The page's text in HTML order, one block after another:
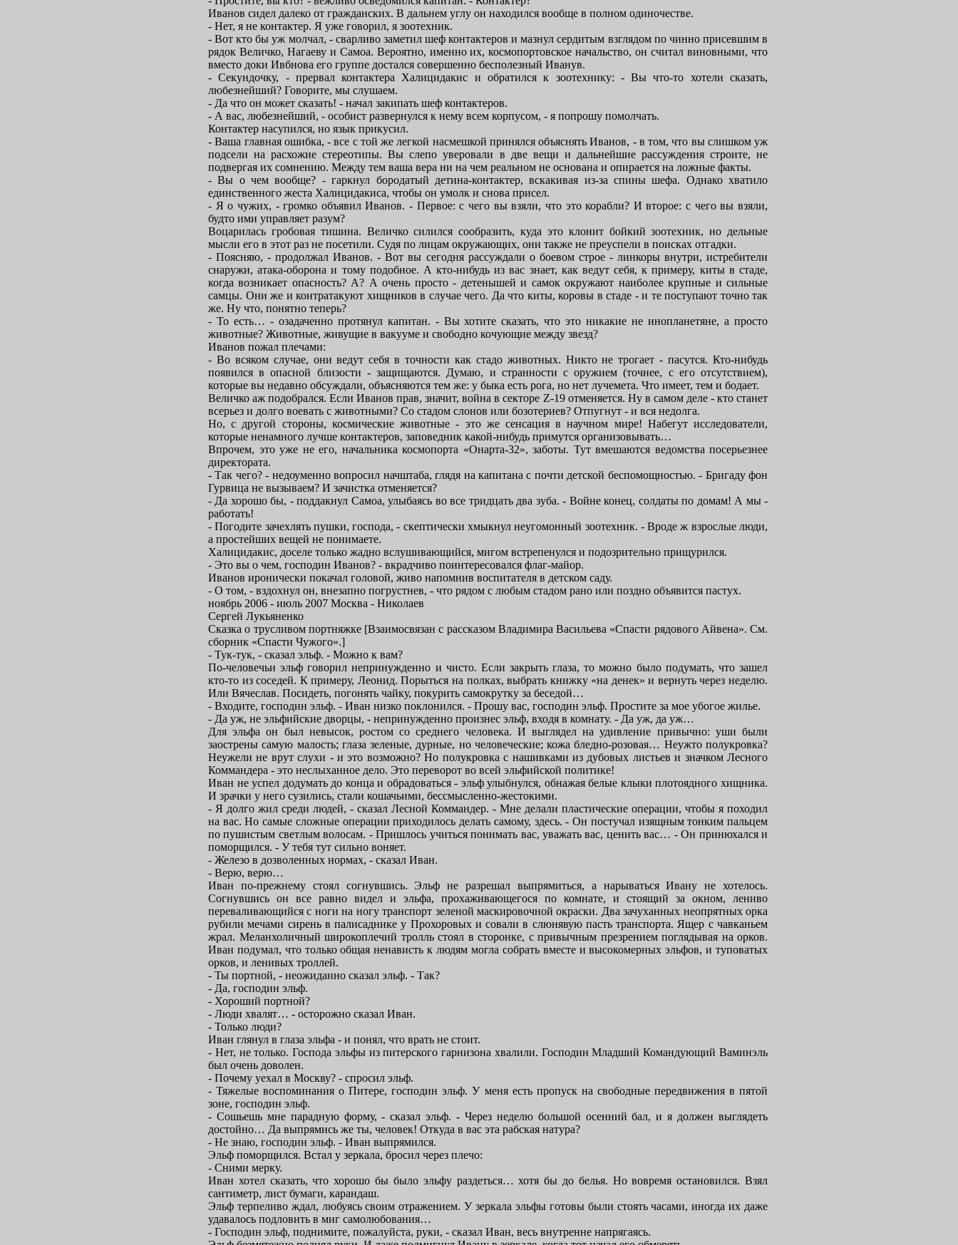
Иванов сидел далеко от гражданских. В дальнем углу он находился вообще в полном одиночестве.
- Нет, я не контактер. Я уже говорил, я зоотехник.
- Вот кто бы уж молчал, - сварливо заметил шеф контактеров и мазнул сердитым взглядом по чинно присевшим в
рядок Величко, Нагаеву и Самоа. Вероятно, именно их, космопортовское начальство, он считал виновными, что
вместо доки Ивбнова его группе достался совершенно бесполезный Иванув.
- Секундочку, - прервал контактера Халицидакис и обратился к зоотехнику: - Вы что-то хотели сказать,
любезнейший? Говорите, мы слушаем.
- Да что он может сказать! - начал закипать шеф контактеров.
- А вас, любезнейший, - особист развернулся к нему всем корпусом, - я попрошу помолчать.
Контактер насупился, но язык прикусил.
- Ваша главная ошибка, - все с той же легкой насмешкой принялся объяснять Иванов, - в том, что вы слишком уж
подсели на расхожие стереотипы. Вы слепо уверовали в две вещи и дальнейшие рассуждения строите, не
подвергая их сомнению. Между тем ваша вера ни на чем реальном не основана и опирается на ложные факты.
- Вы о чем вообще? - гаркнул бородатый детина-контактер, вскакивая из-за спины шефа. Однако хватило
единственного жеста Халицидакиса, чтобы он умолк и снова присел.
- Я о чужих, - громко объявил Иванов. - Первое: с чего вы взяли, что это корабли? И второе: с чего вы взяли,
будто ими управляет разум?
Воцарилась гробовая тишина. Величко силился сообразить, куда это клонит бойкий зоотехник, но дельные
мысли его в этот раз не посетили. Судя по лицам окружающих, они также не преуспели в поисках отгадки.
- Поясняю, - продолжал Иванов. - Вот вы сегодня рассуждали о боевом строе - линкоры внутри, истребители
снаружи, атака-оборона и тому подобное. А кто-нибудь из вас знает, как ведут себя, к примеру, киты в стаде,
когда возникает опасность? А? А очень просто - детенышей и самок окружают наиболее крупные и сильные
самцы. Они же и контратакуют хищников в случае чего. Да что киты, коровы в стаде - и те поступают точно так
же. Ну что, понятно теперь?
- То есть… - озадаченно протянул капитан. - Вы хотите сказать, что это никакие не инопланетяне, а просто
животные? Животные, живущие в вакууме и свободно кочующие между звезд?
Иванов пожал плечами:
- Во всяком случае, они ведут себя в точности как стадо животных. Никто не трогает - пасутся. Кто-нибудь
появился в опасной близости - защищаются. Думаю, и странности с оружием (точнее, с его отсутствием),
которые вы недавно обсуждали, объясняются тем же: у быка есть рога, но нет лучемета. Что имеет, тем и бодает.
Величко аж подобрался. Если Иванов прав, значит, война в секторе Z-19 отменяется. Ну в самом деле - кто станет
всерьез и долго воевать с животными? Со стадом слонов или бозотериев? Отпугнут - и вся недолга.
Но, с другой стороны, космические животные - это же сенсация в научном мире! Набегут исследователи,
которые ненамного лучше контактеров, заповедник какой-нибудь примутся организовывать…
Впрочем, это уже не его, начальника космопорта «Онарта-32», заботы. Тут вмешаются ведомства посерьезнее
директората.
- Так чего? - недоуменно вопросил начштаба, глядя на капитана с почти детской беспомощностью. - Бригаду фон
Гурвица не вызываем? И зачистка отменяется?
- Да хорошо бы, - поддакнул Самоа, улыбаясь во все тридцать два зуба. - Войне конец, солдаты по домам! А мы -
работать!
- Погодите зачехлять пушки, господа, - скептически хмыкнул неугомонный зоотехник. - Вроде ж взрослые люди,
а простейших вещей не понимаете.
Халицидакис, доселе только жадно вслушивающийся, мигом встрепенулся и подозрительно прищурился.
- Это вы о чем, господин Иванов? - вкрадчиво поинтересовался флаг-майор.
Иванов иронически покачал головой, живо напомнив воспитателя в детском саду.
- О том, - вздохнул он, внезапно погрустнев, - что рядом с любым стадом рано или поздно объявится пастух.
ноябрь 2006 - июль 2007 Москва - Николаев
Сергей Лукьяненко
Сказка о трусливом портняжке [Взаимосвязан с рассказом Владимира Васильева «Спасти рядового Айвена». См.
сборник «Спасти Чужого».]
- Тук-тук, - сказал эльф. - Можно к вам?
По-человечьи эльф говорил непринужденно и чисто. Если закрыть глаза, то можно было подумать, что зашел
кто-то из соседей. К примеру, Леонид. Порыться на полках, выбрать книжку «на денек» и вернуть через неделю.
Или Вячеслав. Посидеть, погонять чайку, покурить самокрутку за беседой…
- Входите, господин эльф. - Иван низко поклонился. - Прошу вас, господин эльф. Простите за мое убогое жилье.
- Да уж, не эльфийские дворцы, - непринужденно произнес эльф, входя в комнату. - Да уж, да уж…
Для эльфа он был невысок, ростом со среднего человека. И выглядел на удивление привычно: уши были
заострены самую малость; глаза зеленые, дурные, но человеческие; кожа бледно-розовая… Неужто полукровка?
Неужели не врут слухи - и это возможно? Но полукровка с нашивками из дубовых листьев и значком Лесного
Коммандера - это неслыханное дело. Это переворот во всей эльфийской политике!
Иван не успел додумать до конца и обрадоваться - эльф улыбнулся, обнажая белые клыки плотоядного хищника.
И зрачки у него сузились, стали кошачьими, бессмысленно-жестокими.
- Я долго жил среди людей, - сказал Лесной Коммандер. - Мне делали пластические операции, чтобы я походил
на вас. Но самые сложные операции приходилось делать самому, здесь. - Он постучал изящным тонким пальцем
по пушистым светлым волосам. - Пришлось учиться понимать вас, уважать вас, ценить вас… - Он принюхался и
поморщился. - У тебя тут сильно воняет.
- Железо в дозволенных нормах, - сказал Иван.
- Верю, верю…
Иван по-прежнему стоял согнувшись. Эльф не разрешал выпрямиться, а нарываться Ивану не хотелось.
Согнувшись он все равно видел и эльфа, прохаживающегося по комнате, и стоящий за окном, лениво
переваливающийся с ноги на ногу транспорт зеленой маскировочной окраски. Два зачуханных неопрятных орка
рубили мечами сирень в палисаднике у Прохоровых и совали в слюнявую пасть транспорта. Ящер с чавканьем
жрал. Меланхоличный широкоплечий тролль стоял в сторонке, с привычным презрением поглядывая на орков.
Иван подумал, что только общая ненависть к людям могла собрать вместе и высокомерных эльфов, и туповатых
орков, и ленивых троллей.
- Ты портной, - неожиданно сказал эльф. - Так?
- Да, господин эльф.
- Хороший портной?
- Люди хвалят… - осторожно сказал Иван.
- Только люди?
Иван глянул в глаза эльфа - и понял, что врать не стоит.
- Нет, не только. Господа эльфы из питерского гарнизона хвалили. Господин Младший Командующий Ваминэль
был очень доволен.
- Почему уехал в Москву? - спросил эльф.
- Тяжелые воспоминания о Питере, господин эльф. У меня есть пропуск на свободные передвижения в пятой
зоне, господин эльф.
- Сошьешь мне парадную форму, - сказал эльф. - Через неделю большой осенний бал, и я должен выглядеть
достойно… Да выпрямись же ты, человек! Откуда в вас эта рабская натура?
- Не знаю, господин эльф. - Иван выпрямился.
Эльф поморщился. Встал у зеркала, бросил через плечо:
- Сними мерку.
Иван хотел сказать, что хорошо бы было эльфу раздеться… хотя бы до белья. Но вовремя остановился. Взял
сантиметр, лист бумаги, карандаш.
Эльф терпеливо ждал, любуясь своим отражением. У зеркала эльфы готовы были стоять часами, иногда их даже
удавалось подловить в миг самолюбования…
- Господин эльф, поднимите, пожалуйста, руки, - сказал Иван, весь внутренне напрягаясь.